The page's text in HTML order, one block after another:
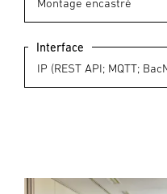
Interface